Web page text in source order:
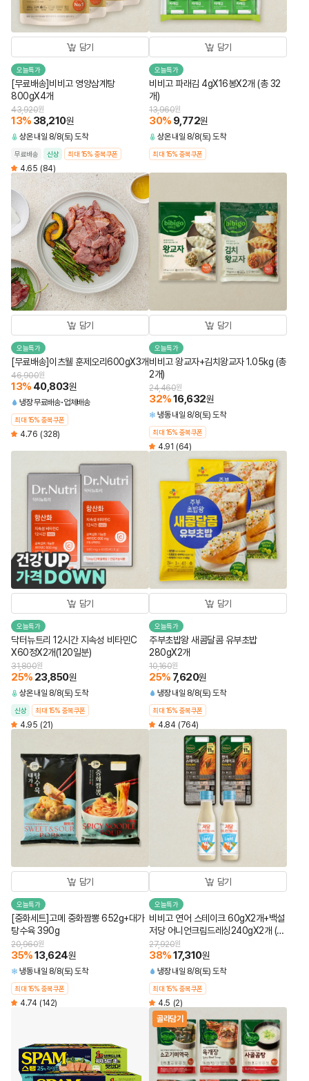
담기
오늘특가
[무료배송]비비고 영양삼계탕
800gX4개
43,920원
13% 38,210원
상온 내일 8/8(토) 도착
무료배송 신상 최대 15% 중복쿠폰
4.65 (84)
담기
오늘특가
비비고 파래김 4gX16봉X2개 (총 32
개)
13,960원
30% 9,772원
상온 내일 8/8(토) 도착
최대 15% 중복쿠폰
담기
오늘특가
[무료배송]이츠웰 훈제오리600gX3개
46,900원
13% 40,803원
냉장무료배송 업체배송
최대 15% 중복쿠폰
4.76 (328)
담기
오늘특가
비비고 왕교자+김치왕교자 1.05kg (총
2개)
24,460원
32%16,632원
냉동 내일 8/8(토) 도착
최대 15% 중복쿠폰
4.91 (64)
담기
오늘특가
닥터뉴트리 12시간 지속성 비타민C
X60정X2개(120일분)
31,800원
25% 23,850원
상온 내일 8/8(토) 도착
신상 최대 15% 중복쿠폰
4.95 (21)
담기
오늘특가
주부초밥왕 새콤달콤 유부초밥
280gX2개
10,160원
25% 7,620원
냉장 내일 8/8(토) 도착
최대 15% 중복쿠폰
4.84 (764)
담기
오늘특가
[중화세트]고메 중화짬뽕 652g+대가
탕수육 390g
20,960원
35%13,624원
냉동 내일 8/8(토) 도착
최대 15% 중복쿠폰
4.74 (142)
담기
오늘특가
비비고 연어 스테이크 60gX2개+백설
저당 어니언크림드레싱240gX2개 (총
4개)
27,920원
38%17,310원
냉장 내일 8/8(토) 도착
최대 15% 중복쿠폰
4.5 (2)
골라담기